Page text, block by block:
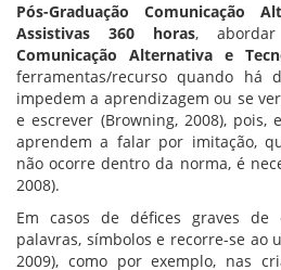
Pós-Graduação Comunicação
Assistivas 360 horas,
Comunicação Alternativa e
ferramentas/recurso quando há
impedem a aprendizagem ou se
e escrever (Browning, 2008), pois,
aprendem a falar por imitação,
não ocorre dentro da norma, é
2008).
Em casos de défices graves de
palavras, símbolos e recorre-se ao
2009), como por exemplo, nas